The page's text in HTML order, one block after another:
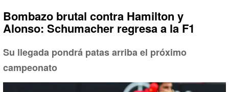
Bombazo brutal contra Hamilton y
Alonso: Schumacher regresa a la F1
Su llegada pondrá patas arriba el próximo
campeonato